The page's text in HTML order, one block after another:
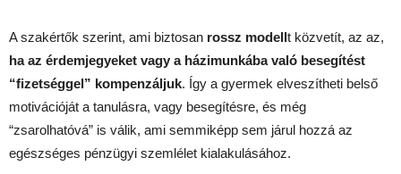
A szakértők szerint, ami biztosan rossz modellt közvetít, az az,
ha az érdemjegyeket vagy a házimunkába való besegítést
“fizetséggel” kompenzáljuk. Így a gyermek elveszítheti belső
motivációját a tanulásra, vagy besegítésre, és még
“zsarolhatóvá” is válik, ami semmiképp sem járul hozzá az
egészséges pénzügyi szemlélet kialakulásához.